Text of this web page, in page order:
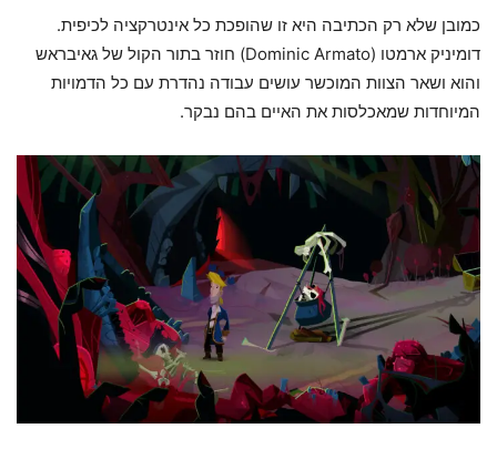
כמובן שלא רק הכתיבה היא זו שהופכת כל אינטרקציה לכיפית.
דומיניק ארמטו (Dominic Armato) חוזר בתור הקול של גאיבראש
והוא ושאר הצוות המוכשר עושים עבודה נהדרת עם כל הדמויות
המיוחדות שמאכלסות את האיים בהם נבקר.